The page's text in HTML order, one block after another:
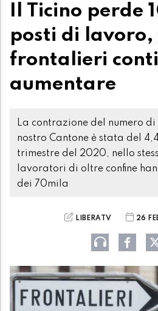
Il Ticino perde
posti di lavoro,
frontalieri
aumentare
La contrazione del numero
nostro Cantone è stata del
trimestre del 2020, nello
lavoratori di oltre confine
dei 70mila
LIBERATV 26